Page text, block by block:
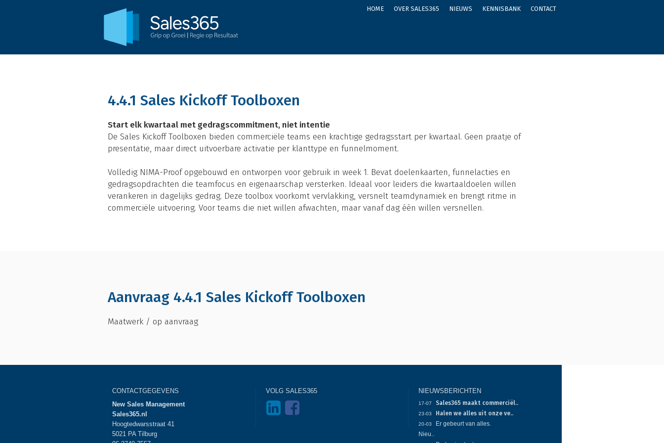
HOME OVER SALES365 NIEUWS KENNISBANK CONTACT
4.4.1 Sales Kickoff Toolboxen
Start elk kwartaal met gedragscommitment, niet intentie
De Sales Kickoff Toolboxen bieden commerciële teams een krachtige gedragsstart per kwartaal. Geen praatje of
presentatie, maar direct uitvoerbare activatie per klanttype en funnelmoment.
Volledig NIMA-Proof opgebouwd en ontworpen voor gebruik in week 1. Bevat doelenkaarten, funnelacties en
gedragsopdrachten die teamfocus en eigenaarschap versterken. Ideaal voor leiders die kwartaaldoelen willen
verankeren in dagelijks gedrag. Deze toolbox voorkomt vervlakking, versnelt teamdynamiek en brengt ritme in
commerciële uitvoering. Voor teams die niet willen afwachten, maar vanaf dag één willen versnellen.
Aanvraag 4.4.1 Sales Kickoff Toolboxen
Maatwerk / op aanvraag
CONTACTGEGEVENS
New Sales Management
Sales365.nl
Hoogtedwarsstraat 41
5021 PA Tilburg
VOLG SALES365 NIEUWSBERICHTEN
17-07 Sales365 maakt commerciël..
23-03 Halen we alles uit onze ve..
20-03
Er gebeurt van alles.
Nieu..